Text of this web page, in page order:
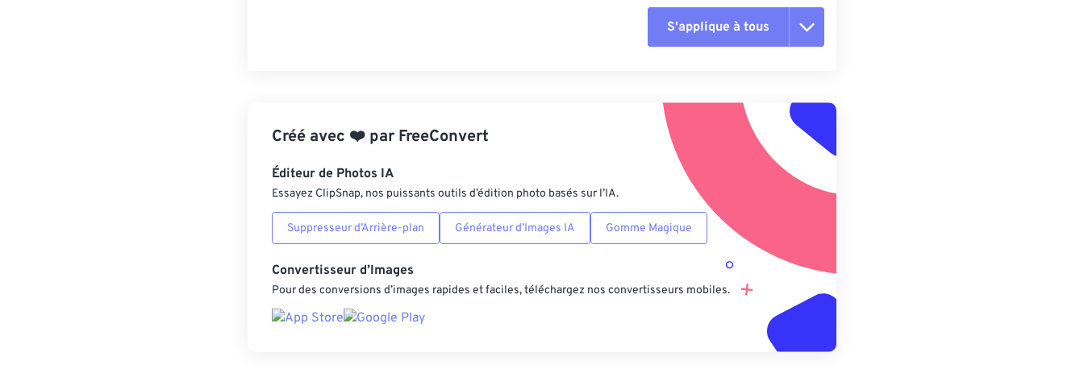
S'applique à tous
Appliquer à partir du préréglage
Enregistrer comme préréglage
Créé avec ❤️ par FreeConvert
Éditeur de Photos IA
Essayez ClipSnap, nos puissants outils d’édition photo basés sur l’IA.
Suppresseur d’Arrière-plan Générateur d’Images IA Gomme Magique
Convertisseur d’Images
Pour des conversions d’images rapides et faciles, téléchargez nos convertisseurs mobiles.